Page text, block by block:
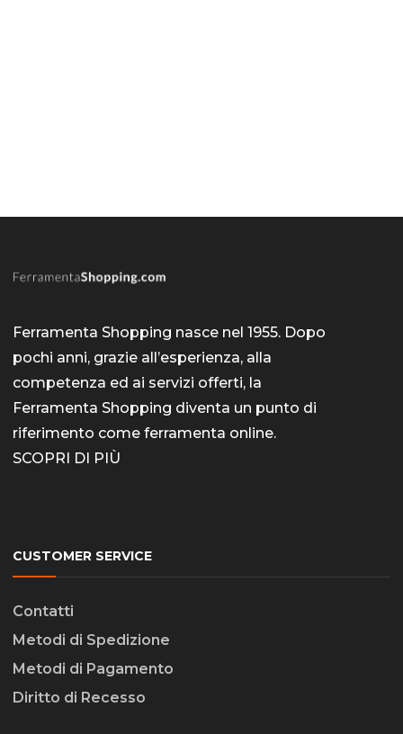
Ferramenta Shopping nasce nel 1955. Dopo
pochi anni, grazie all’esperienza, alla
competenza ed ai servizi offerti, la
Ferramenta Shopping diventa un punto di
riferimento come ferramenta online.
SCOPRI DI PIÙ
CUSTOMER SERVICE
Contatti
Metodi di Spedizione
Metodi di Pagamento
Diritto di Recesso